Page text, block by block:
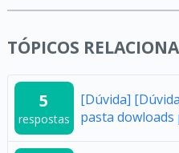
TÓPICOS
5
respostas
[Dúvida]
pasta dowloads